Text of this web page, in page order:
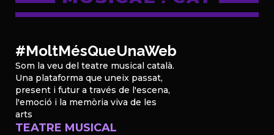
#MoltMésQueUnaWeb
Som la veu del teatre musical català.
Una plataforma que uneix passat,
present i futur a través de l'escena,
l'emoció i la memòria viva de les
arts
TEATRE MUSICAL